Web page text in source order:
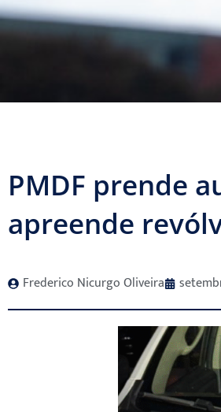
PMDF prende
apreende
Frederico Nicurgo Oliveira